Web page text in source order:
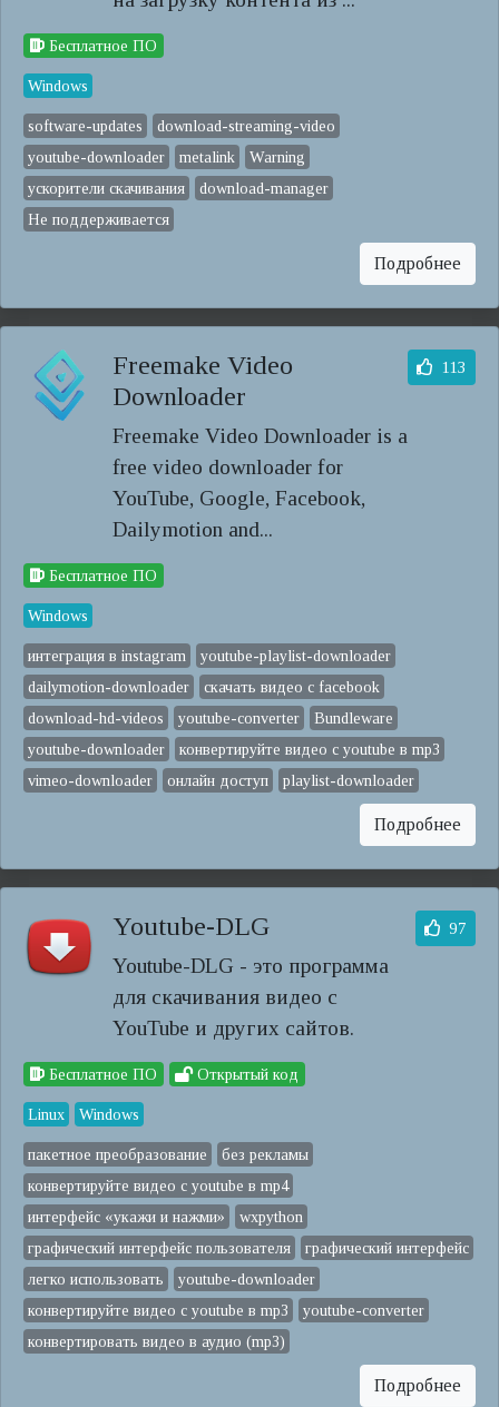
Бесплатное ПО
Windows
software-updates
download-streaming-video
youtube-downloader
metalink
Warning
ускорители скачивания
download-manager
Не поддерживается
Подробнее
Freemake Video
Downloader
Freemake Video Downloader is a
free video downloader for
YouTube, Google, Facebook,
Dailymotion and...
113
Бесплатное ПО
Windows
интеграция в instagram
youtube-playlist-downloader
dailymotion-downloader
скачать видео с facebook
download-hd-videos
youtube-converter
Bundleware
youtube-downloader
конвертируйте видео с youtube в mp3
vimeo-downloader
онлайн доступ playlist-downloader
Подробнее
Youtube-DLG
Youtube-DLG - это программа
для скачивания видео с
YouTube и других сайтов.
97
Бесплатное ПО Открытый код
Linux Windows
пакетное преобразование
без рекламы
конвертируйте видео с youtube в mp4
интерфейс «укажи и нажми»
wxpython
графический интерфейс пользователя
графический интерфейс
легко использовать
youtube-downloader
конвертируйте видео с youtube в mp3
youtube-converter
конвертировать видео в аудио (mp3)
Подробнее